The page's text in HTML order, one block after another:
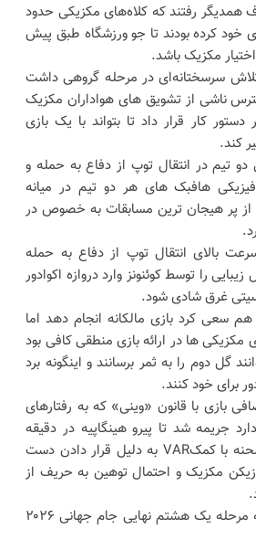
همدیگر رفتند که کلاه‌های مکزیکی حدود
خود کرده بودند تا جو ورزشگاه طبق پیش
مکزیک باشد.
تلاش سرسختانه‌ای در مرحله گروهی داشت
ناشی از تشویق های هواداران مکزیک
کار قرار داد تا بتواند با یک بازی
کند.
تیم در انتقال توپ از دفاع به حمله و
هافبک های هر دو تیم در میانه
پر هیجان ترین مسابقات به خصوص در
بالای انتقال توپ از دفاع به حمله
در دقیقه ۲۲ گل زیبایی را توسط کوئنونز وارد دروازه اکوادور
غرق شادی شود.
سعی کرد بازی مالکانه انجام دهد اما
مکزیکی ها در ارائه بازی منطقی کافی بود
گل دوم را به ثمر برسانند و اینگونه برد
برای خود کنند.
بازی با قانون «وینی» که به رفتارهای
جریمه شد تا پیرو هینگاپیه در دقیقه
۵+۹۰ پس از بازبینی صحنه با کمکVAR به دلیل قرار دادن دست
مکزیک و احتمال توهین به حریف از
مکزیک با این پیروزی به مرحله یک هشتم نهایی جام جهانی ۲۰۲۶